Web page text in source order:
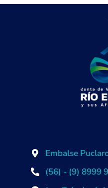
Embalse
(56) - (9) 8999